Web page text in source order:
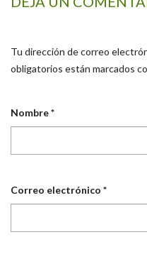
Tu dirección de correo
obligatorios están marcados
Nombre*
Correo electrónico *